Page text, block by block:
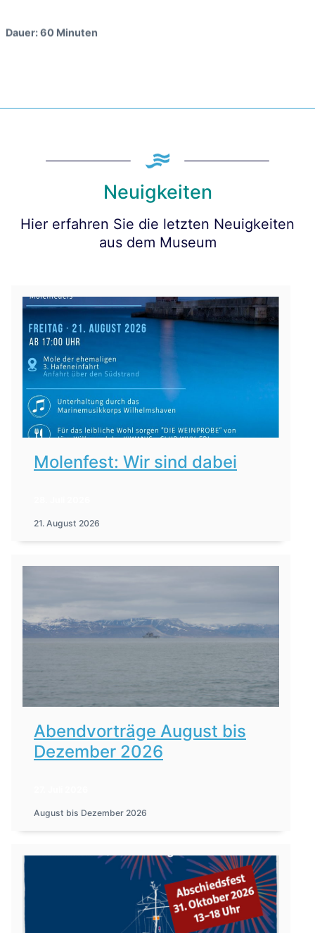
Dauer: 60 Minuten
Neuigkeiten
Hier erfahren Sie die letzten Neuigkeiten
aus dem Museum
Molenfest: Wir sind dabei
21. August 2026
Abendvorträge August bis
Dezember 2026
August bis Dezember 2026